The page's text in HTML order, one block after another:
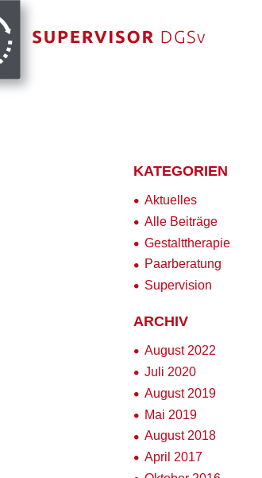
KATEGORIEN
Aktuelles
Alle Beiträge
Gestalttherapie
Paarberatung
Supervision
ARCHIV
August 2022
Juli 2020
August 2019
Mai 2019
August 2018
April 2017